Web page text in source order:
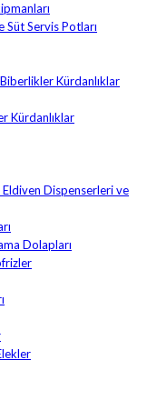
Servis Potları
Kürdanlıklar
Kürdanlıklar
Dispenserleri ve
Dolapları